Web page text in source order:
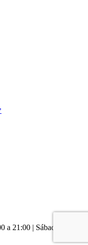
a 21:00 | Sábado y